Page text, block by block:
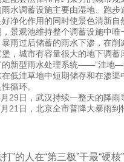
调蓄设施主要由湿地、跑步
净化作用的同时使景色清新自
观池维持整个调蓄设施中唯
雨过后储蓄的雨水下渗，在削
城市有容量很大的地下调蓄
型雨水处理系统——“洼地—渗
洼草地中短期储存和在渗渠
循环。
日，武汉持续一整天的降雨
日，北京全市普降大暴雨到特
打”的人在“第三极”干最“硬核